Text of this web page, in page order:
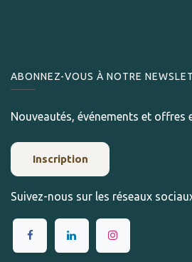
ABONNEZ-VOUS À NOTRE
Nouveautés, événements et offres
Inscription
Suivez-nous sur les réseaux